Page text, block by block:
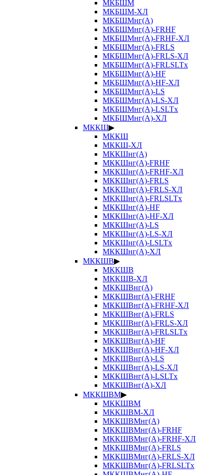
МКБШМ
МКБШМ-ХЛ
МКБШМнг(А)
МКБШМнг(А)-FRHF
МКБШМнг(А)-FRHF-ХЛ
МКБШМнг(А)-FRLS
МКБШМнг(А)-FRLS-ХЛ
МКБШМнг(А)-FRLSLTx
МКБШМнг(А)-HF
МКБШМнг(А)-HF-ХЛ
МКБШМнг(А)-LS
МКБШМнг(А)-LS-ХЛ
МКБШМнг(А)-LSLTx
МКБШМнг(А)-ХЛ
МККШ▶
МККШ
МККШ-ХЛ
МККШнг(А)
МККШнг(А)-FRHF
МККШнг(А)-FRHF-ХЛ
МККШнг(А)-FRLS
МККШнг(А)-FRLS-ХЛ
МККШнг(А)-FRLSLTx
МККШнг(А)-HF
МККШнг(А)-HF-ХЛ
МККШнг(А)-LS
МККШнг(А)-LS-ХЛ
МККШнг(А)-LSLTx
МККШнг(А)-ХЛ
МККШВ▶
МККШВ
МККШВ-ХЛ
МККШВнг(А)
МККШВнг(А)-FRHF
МККШВнг(А)-FRHF-ХЛ
МККШВнг(А)-FRLS
МККШВнг(А)-FRLS-ХЛ
МККШВнг(А)-FRLSLTx
МККШВнг(А)-HF
МККШВнг(А)-HF-ХЛ
МККШВнг(А)-LS
МККШВнг(А)-LS-ХЛ
МККШВнг(А)-LSLTx
МККШВнг(А)-ХЛ
МККШВМ▶
МККШВМ
МККШВМ-ХЛ
МККШВМнг(А)
МККШВМнг(А)-FRHF
МККШВМнг(А)-FRHF-ХЛ
МККШВМнг(А)-FRLS
МККШВМнг(А)-FRLS-ХЛ
МККШВМнг(А)-FRLSLTx